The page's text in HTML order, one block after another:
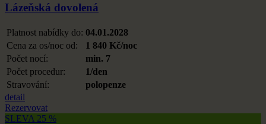
Lázeňská dovolená
Platnost nabídky do: 04.01.2028
Cena za os/noc od:
1 840 Kč/noc
Počet nocí:
min. 7
Počet procedur:
1/den
Stravování:
polopenze
detail
Rezervovat
SLEVA 25 %